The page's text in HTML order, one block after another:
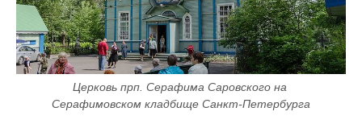
Церковь прп. Серафима Саровского на
Серафимовском кладбище Санкт-Петербурга